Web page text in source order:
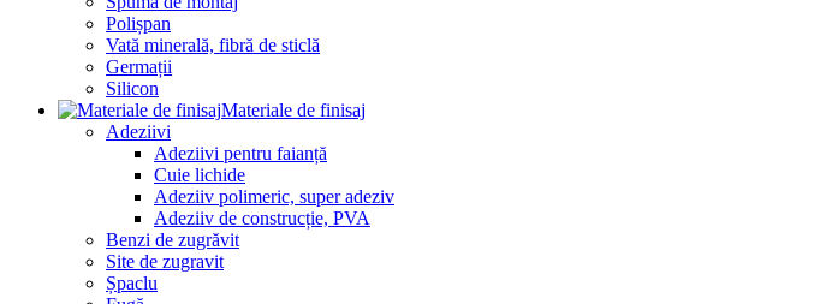
Polișpan
Vată minerală, fibră de sticlă
Germații
Silicon
Materiale de finisaj
Adeziivi
Adeziivi pentru faianță
Cuie lichide
Adeziiv polimeric, super adeziv
Adeziiv de construcție, PVA
Benzi de zugrăvit
Site de zugravit
Șpaclu